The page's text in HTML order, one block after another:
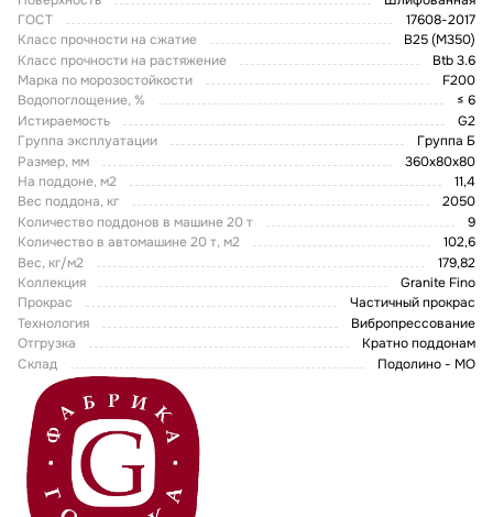
ГОСТ
17608-2017
Класс прочности на сжатие
В25 (М350)
Класс прочности на растяжение
Btb 3.6
Марка по морозостойкости
F200
Водопоглощение, %
≤ 6
Истираемость
G2
Группа эксплуатации
Группа Б
Размер, мм
360x80x80
На поддоне, м2
11,4
Вес поддона, кг
2050
Количество поддонов в машине 20 т
9
Количество в автомашине 20 т, м2
102,6
Вес, кг/м2
179,82
Коллекция
Granite Fino
Прокрас
Частичный прокрас
Технология
Вибропрессование
Отгрузка
Кратно поддонам
Склад
Подолино - МО